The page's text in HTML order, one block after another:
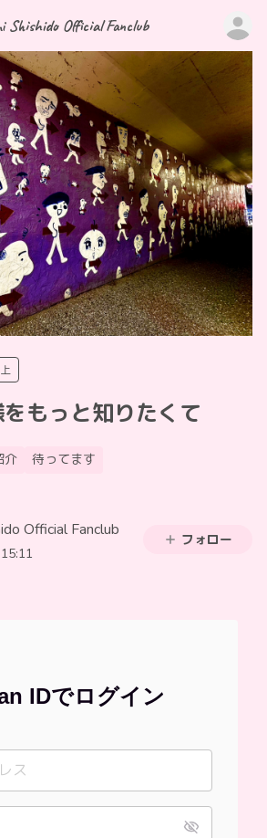
Shishido Official Fanclub
もっと知りたくて
介
待ってます
Official Fanclub フォロー
IDでログイン